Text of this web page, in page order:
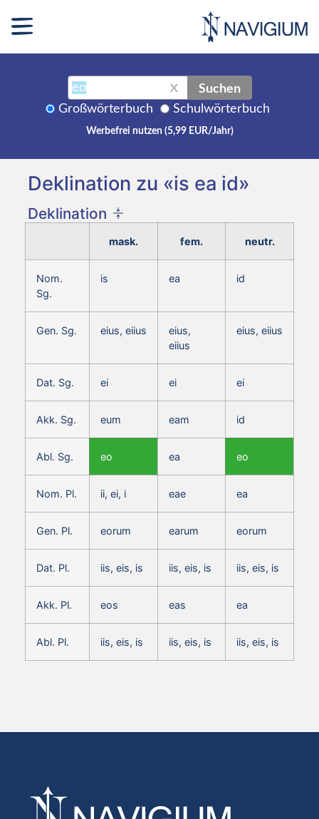
X Suchen
Großwörterbuch Schulwörterbuch
Werbefrei nutzen (5,99 EUR/Jahr)
Deklination zu «is ea id»
Deklination
mask. fem. neutr.
Nom.
Sg.
is ea id
Gen. Sg. eius, eiius
eius,
eiius
eius, eiius
Dat. Sg. ei ei ei
Akk. Sg. eum eam id
Abl. Sg. eo ea eo
Nom. Pl. ii, ei, i eae ea
Gen. Pl. eorum earum eorum
Dat. Pl. iis, eis, is iis, eis, is iis, eis, is
Akk. Pl. eos eas ea
Abl. Pl. iis, eis, is iis, eis, is iis, eis, is